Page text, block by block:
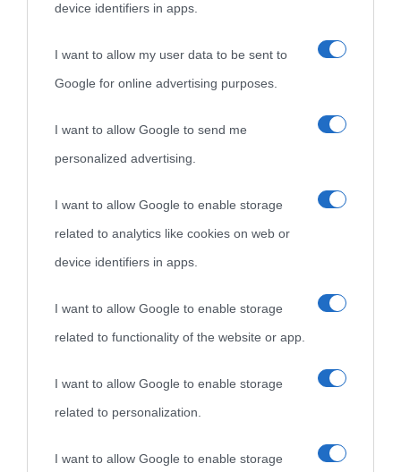
device identifiers in apps.
I want to allow my user data to be sent to
Google for online advertising purposes.
I want to allow Google to send me
personalized advertising.
I want to allow Google to enable storage
related to analytics like cookies on web or
device identifiers in apps.
I want to allow Google to enable storage
related to functionality of the website or app.
I want to allow Google to enable storage
related to personalization.
I want to allow Google to enable storage
nell'avversa.» (Aristotele -Frasi sulla cultura)
Biografie di
Biografie più
visitate
Ricorrenze
Onomastico
Mappa del sito
Privacy policy